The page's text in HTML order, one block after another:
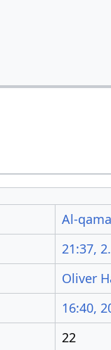
Al-
21:37,
Oliver
16:40,
22